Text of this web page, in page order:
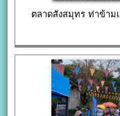
ตลาดสังสมุทร ท่าข้า